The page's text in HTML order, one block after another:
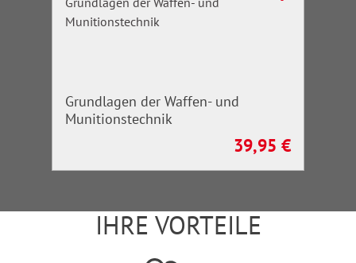
Grundlagen der Waffen- und
Munitionstechnik
Regulärer Preis:
39,95 €
IHRE VORTEILE